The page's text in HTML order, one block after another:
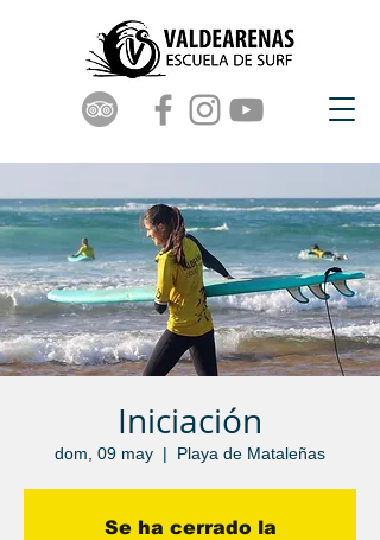
Iniciación
dom, 09 may
  |
Playa de Mataleñas
Se ha cerrado la